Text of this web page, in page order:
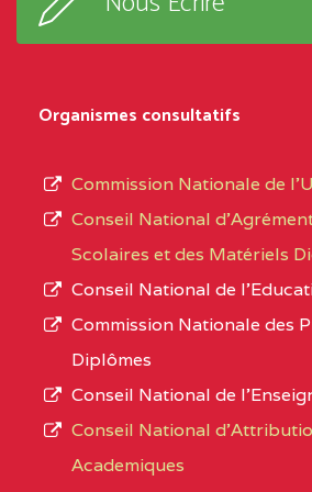
(CEGEP)
:4740
CENTRE
COLLEGE
DE
CENTRE
COLLEGE
type
L’offre
d’éducation
de
Organismes consultatifs
Commission Nationale de
Conseil National
Scolaires et des Matériels
Conseil National de
Commission Nationale des
Diplômes
Conseil National de
Conseil National
Academiques